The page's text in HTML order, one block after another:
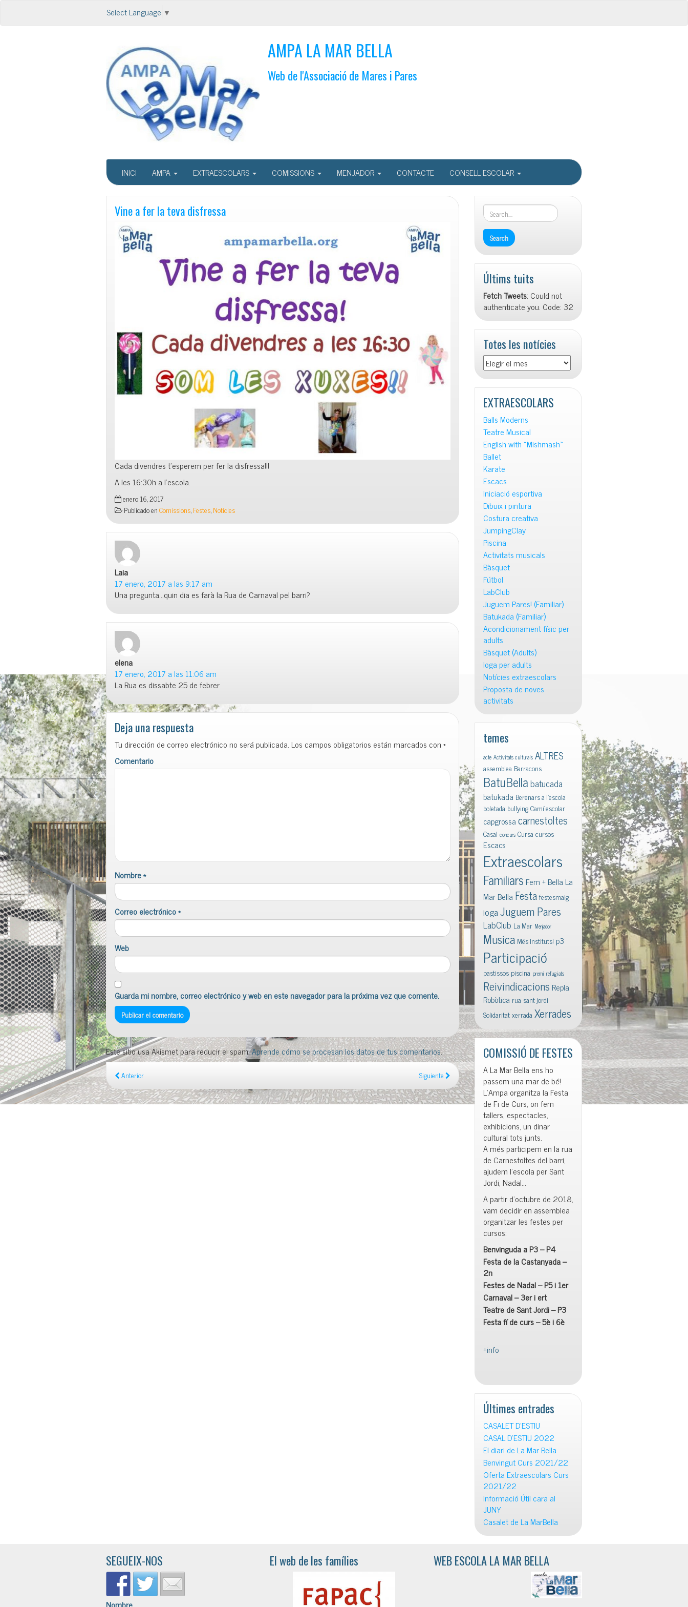
Select Language ▼
AMPA LA MAR BELLA
Web de l'Associació de Mares i Pares
INICI AMPA EXTRAESCOLARS COMISSIONS MENJADOR CONTACTE CONSELL ESCOLAR
Vine a fer la teva disfressa
Cada divendres t’esperem per fer la disfressa!!!
A les 16:30h a l’escola.
enero 16, 2017
Publicado enComissions,Festes,Noticies
Laia
17 enero, 2017 a las 9:17 am
Una pregunta…quin dia es farà la Rua de Carnaval pel barri?
elena
17 enero, 2017 a las 11:06 am
La Rua es dissabte 25 de febrer
Deja una respuesta
Tu dirección de correo electrónico no será publicada. Los campos obligatorios están marcados con*
Comentario
Nombre*
Correo electrónico*
Web
Guarda mi nombre, correo electrónico y web en este navegador para la próxima vez que comente.
Este sitio usa Akismet para reducir el spam.Aprende cómo se procesan los datos de tus comentarios.
Anterior Siguiente
Últims tuits
Fetch Tweets: Could not
authenticate you. Code: 32
Totes les notícies
Totes
les
notícies
EXTRAESCOLARS
Balls Moderns
Teatre Musical
English with «Mishmash»
Ballet
Karate
Escacs
Iniciació esportiva
Dibuix i pintura
Costura creativa
JumpingClay
Piscina
Activitats musicals
Bàsquet
Fútbol
LabClub
Juguem Pares! (Familiar)
Batukada (Familiar)
Acondicionament físic per
adults
Bàsquet (Adults)
Ioga per adults
Notícies extraescolars
Proposta de noves
activitats
temes
acte Activitats culturals ALTRES
assemblea Barracons
BatuBellabatucada
batukada Berenars a l'escola
boletada bullyingCamí escolar
capgrossacarnestoltes
Casal concurs Cursa cursos
Escacs
Extraescolars
Familiars Fem + Bella La
Mar Bella Festafestesmaig
iogaJuguem Pares
LabClub La Mar Menjador
Musica Més Instituts! p3
Participació
pastissos piscina premi refugiats
Reivindicacions Repla
Robòtica rua sant jordi
Solidaritatxerrada Xerrades
COMISSIÓ DE FESTES
A La Mar Bella ens ho
passem una mar de bé!
L’Ampa organitza la Festa
de Fi de Curs, on fem
tallers, espectacles,
exhibicions, un dinar
cultural tots junts.
A més participem en la rua
de Carnestoltes del barri,
ajudem l’escola per Sant
Jordi, Nadal…
A partir d’octubre de 2018,
vam decidir en assemblea
organitzar les festes per
cursos:
Benvinguda a P3 – P4
Festa de la Castanyada –
2n
Festes de Nadal – P5 i 1er
Carnaval – 3er i ert
Teatre de Sant Jordi – P3
Festa fí de curs – 5è i 6è
+info
Últimes entrades
CASALET D’ESTIU
CASAL D’ESTIU 2022
El diari de La Mar Bella
Benvingut Curs 2021/22
Oferta Extraescolars Curs
2021/22
Informació Útil cara al
JUNY
Casalet de La MarBella
SEGUEIX-NOS El web de les famílies WEB ESCOLA LA MAR BELLA